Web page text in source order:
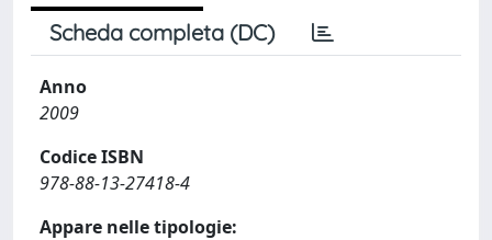
Scheda completa (DC)
Anno
2009
Codice ISBN
978-88-13-27418-4
Appare nelle tipologie: